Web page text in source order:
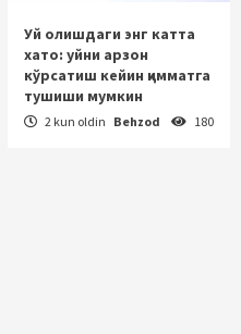
Уй олишдаги энг катта
хато: уйни арзон
кўрсатиш кейин қимматга
тушиши мумкин
2 kun oldin Behzod 180